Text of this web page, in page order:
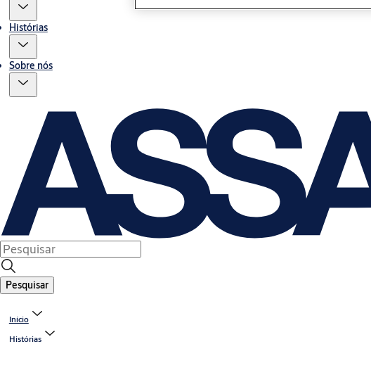
Histórias
Sobre nós
Pesquisar
Início
Histórias